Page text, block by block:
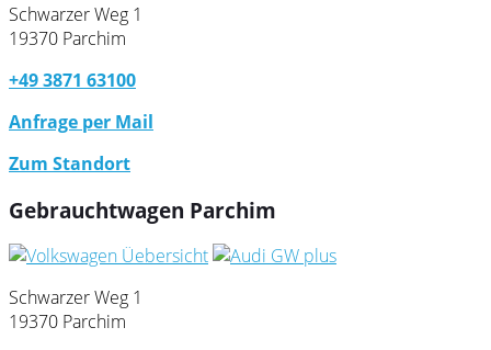
Schwarzer Weg 1
19370 Parchim
+49 3871 63100
Anfrage per Mail
Zum Standort
Gebrauchtwagen Parchim
Schwarzer Weg 1
19370 Parchim